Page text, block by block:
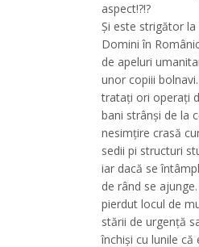
aspect!?!?
Și este strigător
Domini în
de apeluri
unor copiii
tratați ori operați
bani strânși de la
nesimțire crasă
sedii pi structuri
iar dacă se
de rând se
pierdut locul de
stării de urgență
închiși cu lunile că